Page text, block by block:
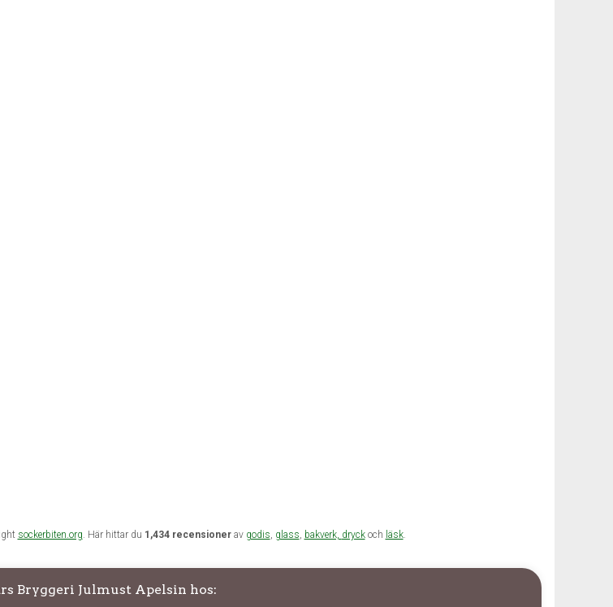
Bryggeri Julmust Apelsin hos:
sockerbiten.org. Här hittar du 1,434 recensionerav godis, glass, bakverk, dryckoch läsk.